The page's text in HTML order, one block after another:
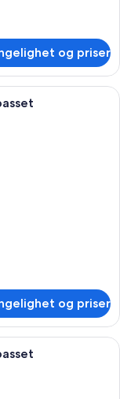
og priser
laken, sengetøy av
og priser
laken, sengetøy av